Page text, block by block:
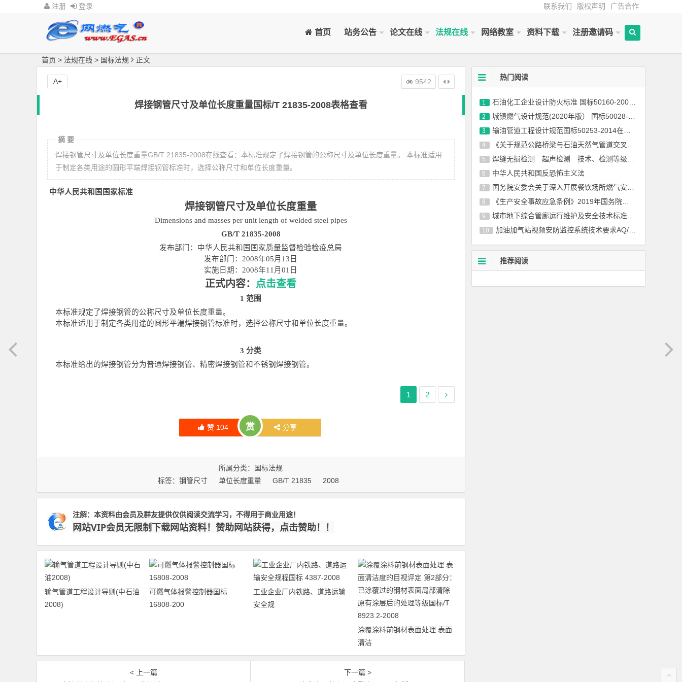
注册 登录 联系我们 版权声明 广告合作
首页 站务公告 论文在线 法规在线 网络教室 资料下载 注册邀请码
首页 > 法规在线 > 国标法规 正文
焊接钢管尺寸及单位长度重量国标/T 21835-2008表格查看
摘 要
焊接钢管尺寸及单位长度重量GB/T 21835-2008在线查看：本标准规定了焊接钢管的公称尺寸及单位长度重量。 本标准适用
于制定各类用途的圆形平端焊接钢管标准时，选择公称尺寸和单位长度重量。
中华人民共和国国家标准
焊接钢管尺寸及单位长度重量
Dimensions and masses per unit length of welded steel pipes
GB/T 21835-2008
发布部门：中华人民共和国国家质量监督检验检疫总局
发布部门：2008年05月13日
实施日期：2008年11月01日
正式内容： 点击查看
1 范围
本标准规定了焊接钢管的公称尺寸及单位长度重量。
本标准适用于制定各类用途的圆形平端焊接钢管标准时，选择公称尺寸和单位长度重量。
3 分类
本标准给出的焊接钢管分为普通焊接钢管、精密焊接钢管和不锈钢焊接钢管。
1 2
赞 104 赏 分享
9542
A+
所属分类：
国标法规
标签： 钢管尺寸 单位长度重量 GB/T 21835 2008
注解：本资料由会员及群友提供仅供阅读交流学习，不得用于商业用途！
网站VIP会员无限制下载网站资料！赞助网站获得，点击赞助！！
输气管道工程设计导则(中石油
2008)
可燃气体报警控制器国标
16808-200
工业企业厂内铁路、道路运输
安全规
涂覆涂料前钢材表面处理 表面
清洁
< 上一篇
下一篇 >
热门阅读
1 石油化工企业设计防火标准 国标50160-2008（2018年版）浏览
2 城镇燃气设计规范(2020年版） 国标50028-2006正文及条文说明在线阅读
3 输油管道工程设计规范国标50253-2014在线阅读
4 《关于规范公路桥梁与石油天然气管道交叉工程管理的通知》（交公路发[2015]36号）
5 焊缝无损检测 超声检测 技术、检测等级和评定国标/T 11345—2013全文
6 中华人民共和国反恐怖主义法
7 国务院安委会关于深入开展餐饮场所燃气安全专项治理的通知安委〔2013〕1号
8 《生产安全事故应急条例》2019年国务院令第708号
9 城市地下综合管廊运行维护及安全技术标准国标 51354-2019
10 加油加气站视频安防监控系统技术要求AQ/T 3050-2013
推荐阅读